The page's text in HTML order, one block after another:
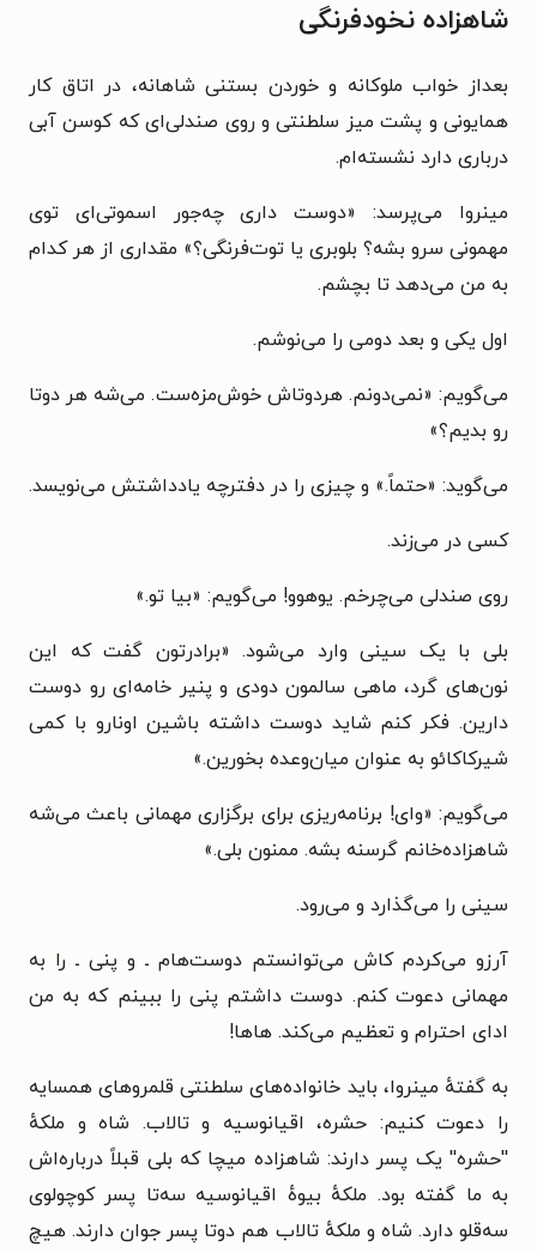
شاهزاده نخودفرنگی
بعداز خواب ملوکانه و خوردن بستنی شاهانه، در اتاق کار
همایونی و پشت میز سلطنتی و روی صندلی‌ای که کوسن آبی
درباری دارد نشسته‌ام.
مینروا می‌پرسد: «دوست داری چه‌جور اسموتی‌ای توی
مهمونی سرو بشه؟ بلوبری یا توت‌فرنگی؟» مقداری از هر کدام
به من می‌دهد تا بچشم.
اول یکی و بعد دومی را می‌نوشم.
می‌گویم: «نمی‌دونم. هردوتاش خوش‌مزه‌ست. می‌شه هر دوتا
رو بدیم؟»
می‌گوید: «حتماً.» و چیزی را در دفترچه یادداشتش می‌نویسد.
کسی در می‌زند.
روی صندلی می‌چرخم. یوهوو! می‌گویم: «بیا تو.»
بلی با یک سینی وارد می‌شود. «برادرتون گفت که این
نون‌های گرد، ماهی سالمون دودی و پنیر خامه‌ای رو دوست
دارین. فکر کنم شاید دوست داشته باشین اونارو با کمی
شیرکاکائو به عنوان میان‌وعده بخورین.»
می‌گویم: «وای! برنامه‌ریزی برای برگزاری مهمانی باعث می‌شه
شاهزاده‌خانم گرسنه بشه. ممنون بلی.»
سینی را می‌گذارد و می‌رود.
آرزو می‌کردم کاش می‌توانستم دوست‌هام ـ و پنی ـ را به
مهمانی دعوت کنم. دوست داشتم پنی را ببینم که به من
ادای احترام و تعظیم می‌کند. هاها!
به گفتهٔ مینروا، باید خانواده‌های سلطنتی قلمروهای همسایه
را دعوت کنیم: حشره، اقیانوسیه و تالاب. شاه و ملکهٔ
''حشره'' یک پسر دارند: شاهزاده میچا که بلی قبلاً درباره‌اش
به ما گفته بود. ملکهٔ بیوهٔ اقیانوسیه سه‌تا پسر کوچولوی
سه‌قلو دارد. شاه و ملکهٔ تالاب هم دوتا پسر جوان دارند. هیچ